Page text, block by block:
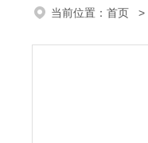
当前位置： 首页 >